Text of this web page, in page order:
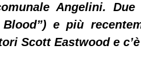
Angelini.
e più
Scott Eastwood e